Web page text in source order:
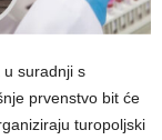
u suradnji s
prvenstvo bit će
turopoljski